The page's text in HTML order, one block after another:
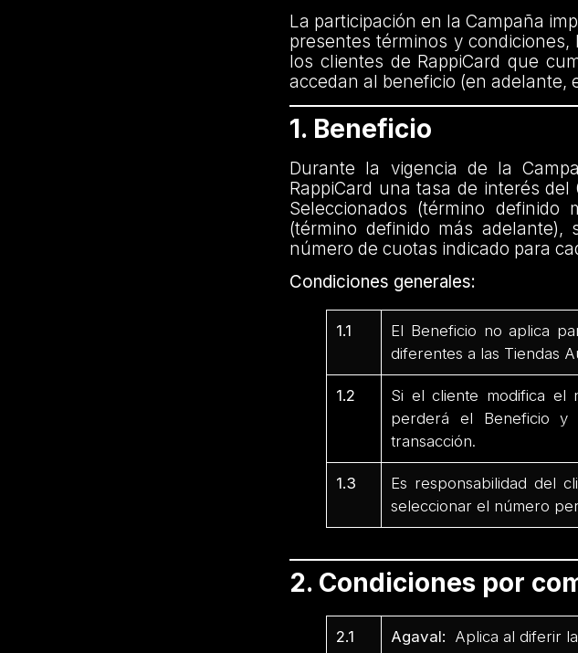
La participación en la Campaña
presentes términos y
los clientes de RappiCard que
accedan al beneficio (en adelante,
1. Beneficio
Durante la vigencia de la
RappiCard una tasa de interés
Seleccionados (término definido
(término definido más
número de cuotas indicado para
Condiciones generales:
1.1
El Beneficio no aplica
diferentes a las Tiendas
1.2
Si el cliente modifica el
perderá el Beneficio y
transacción.
1.3
Es responsabilidad del
seleccionar el número
2. Condiciones por
2.1 Agaval: Aplica al diferir